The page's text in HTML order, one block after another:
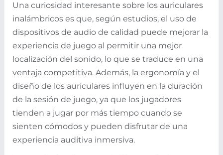
Una curiosidad interesante sobre los auriculares
inalámbricos es que, según estudios, el uso de
dispositivos de audio de calidad puede mejorar la
experiencia de juego al permitir una mejor
localización del sonido, lo que se traduce en una
ventaja competitiva. Además, la ergonomía y el
diseño de los auriculares influyen en la duración
de la sesión de juego, ya que los jugadores
tienden a jugar por más tiempo cuando se
sienten cómodos y pueden disfrutar de una
experiencia auditiva inmersiva.